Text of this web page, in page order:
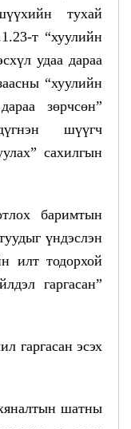
тухай
т “хуулийн
удаа дараа
“хуулийн
зөрчсөн”
шүүгч
сахилгын
баримтын
үндэслэн
илт тодорхой
гаргасан”
эсэх
шатны